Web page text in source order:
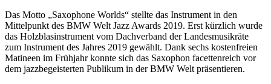
Das Motto „Saxophone Worlds“ stellte das Instrument in den
Mittelpunkt des BMW Welt Jazz Awards 2019. Erst kürzlich wurde
das Holzblasinstrument vom Dachverband der Landesmusikräte
zum Instrument des Jahres 2019 gewählt. Dank sechs kostenfreien
Matineen im Frühjahr konnte sich das Saxophon facettenreich vor
dem jazzbegeisterten Publikum in der BMW Welt präsentieren.